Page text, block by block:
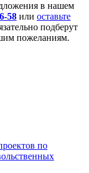
в нашем
58 или оставьте
подберут
пожеланиям.
по